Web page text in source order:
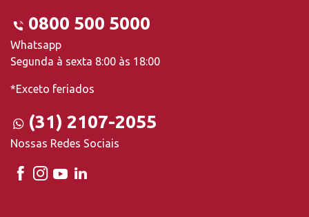
0800 500 5000
Whatsapp
Segunda à sexta 8:00 às 18:00
*Exceto feriados
(31) 2107-2055
Nossas Redes Sociais